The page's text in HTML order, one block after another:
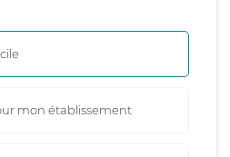
mon établissement